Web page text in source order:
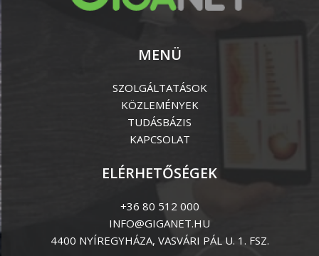
MENÜ
SZOLGÁLTATÁSOK
KÖZLEMÉNYEK
TUDÁSBÁZIS
KAPCSOLAT
ELÉRHETŐSÉGEK
+36 80 512 000
INFO@GIGANET.HU
4400 NYÍREGYHÁZA, VASVÁRI PÁL U. 1. FSZ.